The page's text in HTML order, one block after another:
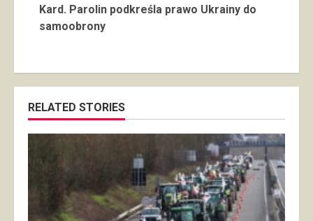
Kard. Parolin podkreśla prawo Ukrainy do
samoobrony
RELATED STORIES